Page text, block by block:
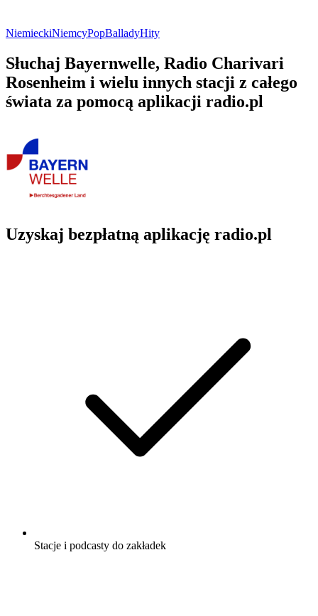
NiemieckiNiemcyPopBalladyHity
Słuchaj Bayernwelle, Radio Charivari
Rosenheim i wielu innych stacji z całego
świata za pomocą aplikacji radio.pl
Uzyskaj bezpłatną aplikację radio.pl
Stacje i podcasty do zakładek